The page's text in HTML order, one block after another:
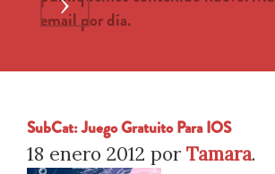
email por día.
SubCat: Juego Gratuito Para IOS
18 enero 2012 por Tamara.